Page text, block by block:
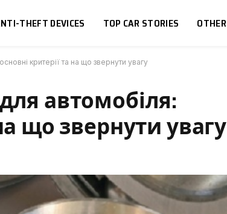
THEFT DEVICES TOP CAR STORIES OTHER
критерії та на що звернути увагу
автомобіля:
що звернути увагу